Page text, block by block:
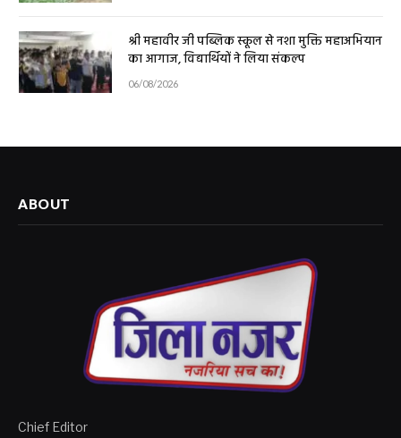
श्री महावीर जी पब्लिक स्कूल से नशा मुक्ति महाअभियान
का आगाज, विद्यार्थियों ने लिया संकल्प
06/08/2026
ABOUT
Chief Editor